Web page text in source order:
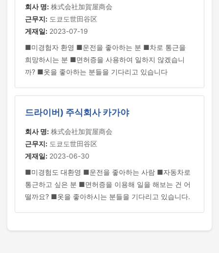
회사 명: 株式会社加賀屋商会
근무지: 도쿄도世田谷区
게재일: 2023-07-19
■미경험자 환영 ■운전을 좋아하는 분 ■차로 통근을
희망하시는 분 ■면허증을 사용하여 일하지 않겠습니
까? ■옷을 좋아하는 분들을 기다리고 있습니다
드라이버) 주식회사 카가야
회사 명: 株式会社加賀屋商会
근무지: 도쿄도世田谷区
게재일: 2023-06-30
■미경험도 대환영 ■운전을 좋아하는 사람 ■자동차로
통근하고 싶은 분 ■면허증을 이용해 일을 해보는 건 어
떨까요? ■옷을 좋아하시는 분들을 기다리고 있습니다.